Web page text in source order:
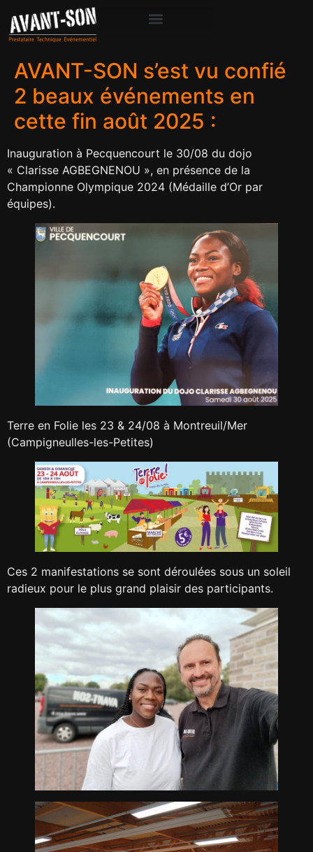
AVANT-SON s’est vu confié
2 beaux événements en
cette fin août 2025 :
Inauguration à Pecquencourt le 30/08 du dojo
« Clarisse AGBEGNENOU », en présence de la
Championne Olympique 2024 (Médaille d’Or par
équipes).
Terre en Folie les 23 & 24/08 à Montreuil/Mer
(Campigneulles-les-Petites)
Ces 2 manifestations se sont déroulées sous un soleil
radieux pour le plus grand plaisir des participants.